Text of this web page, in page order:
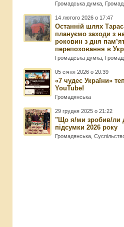
Громадська думка
14 лютого 2026 о 17:47
Останній шлях
плануємо заходи з
роковин з дня
перепоховання в
Громадська думка
05 січня 2026 о 20:39
«7 чудес України»
YouTube!
Громадянська
29 грудня 2025 о 21:22
"Що я/ми зробив/ли
підсумки 2026 року
Громадянська ,